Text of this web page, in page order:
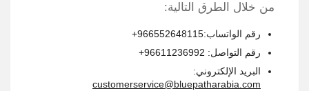
من خلال الطرق التالية:
رقم الواتساب:966552648115+
رقم التواصل: 96611236992+
البريد الإلكتروني:
customerservice@bluepatharabia.com